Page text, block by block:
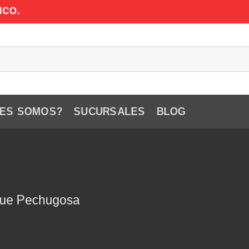
SOMOS? SUCURSALES BLOG
Pechugosa